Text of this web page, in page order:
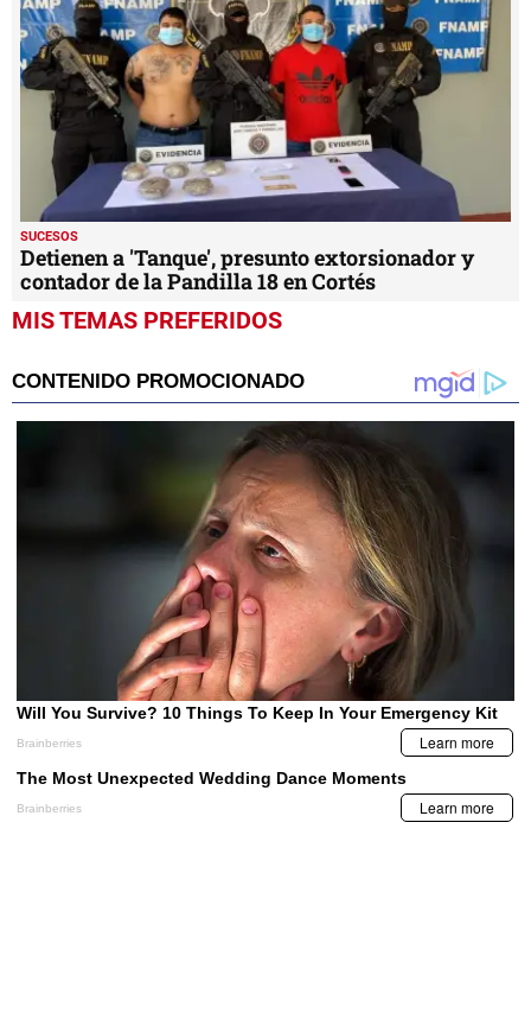
SUCESOS
Detienen a 'Tanque', presunto extorsionador y
contador de la Pandilla 18 en Cortés
MIS TEMAS PREFERIDOS